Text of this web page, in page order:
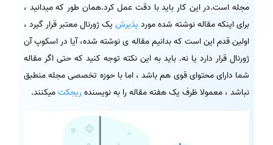
مجله است.در این کار باید با دقت عمل کرد.همان طور که میدانید ،
برای اینکه مقاله نوشته شده مورد پذیرش یک ژورنال معتبر قرار گیرد ،
اولین قدم این است که بدانیم مقاله ی نوشته شده، آیا در اسکوپ آن
ژورنال قرار دارد یا نه. باید به این نکته توجه کنید که حتی اگر مقاله
شما دارای محتوای قوی هم باشد ، اما با حوزه تخصصی مجله منطبق
نباشد ، معمولا ظرف یک هفته مقاله را به نویسندهریجکتمیکنند.